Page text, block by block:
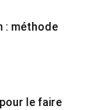
: méthode
le faire